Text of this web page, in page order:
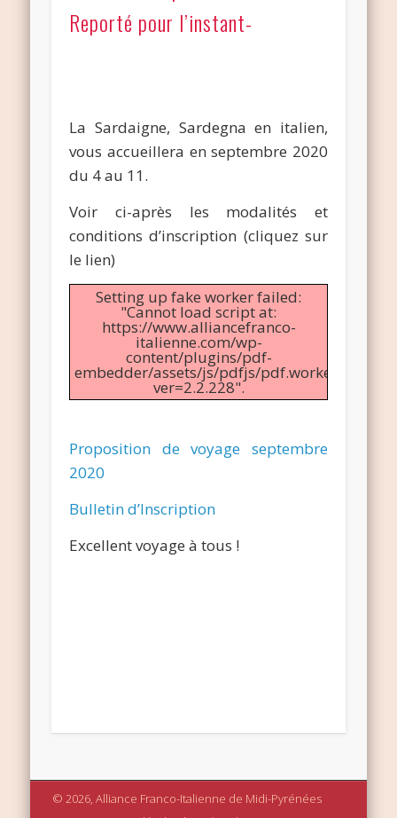
Reporté pour l’instant-
La Sardaigne, Sardegna en italien,
vous accueillera en septembre 2020
du 4 au 11.
Voir ci-après les modalités et
conditions d’inscription (cliquez sur
le lien)
Setting up fake worker failed:
"Cannot load script at:
https://www.alliancefranco-
italienne.com/wp-
content/plugins/pdf-
embedder/assets/js/pdfjs/pdf.worker.min.js?
ver=2.2.228".
Proposition de voyage septembre
2020
Bulletin d’Inscription
Excellent voyage à tous !
© 2026, Alliance Franco-Italienne de Midi-Pyrénées